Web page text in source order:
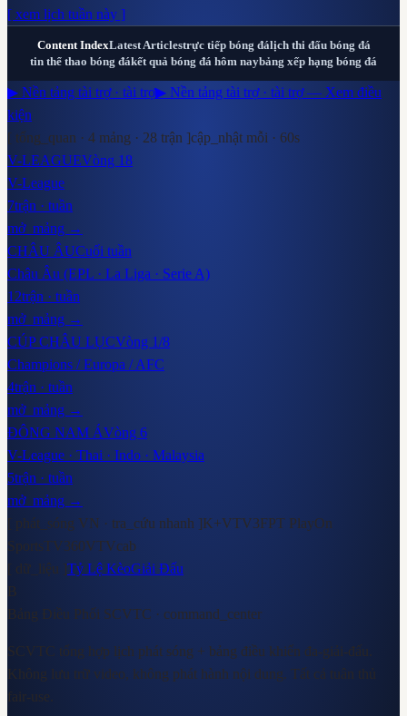
[ xem lịch tuần này ]
Content IndexLatest Articlestrực tiếp bóng đálịch thi đấu bóng đá
tin thể thao bóng đákết quả bóng đá hôm naybảng xếp hạng bóng đá
▶ Nền tảng tài trợ · tài trợ▶ Nền tảng tài trợ · tài trợ — Xem điều
kiện
[ tổng_quan · 4 mảng · 28 trận ]cập_nhật mỗi · 60s
V-LEAGUEVòng 18
V-League
7trận · tuần
mở_mảng →
CHÂU ÂUCuối tuần
Châu Âu (EPL · La Liga · Serie A)
12trận · tuần
mở_mảng →
CÚP CHÂU LỤCVòng 1/8
Champions / Europa / AFC
4trận · tuần
mở_mảng →
ĐÔNG NAM ÁVòng 6
V-League · Thai · Indo · Malaysia
5trận · tuần
mở_mảng →
[ phát_sóng VN · tra_cứu nhanh ]K+VTV3FPT PlayOn
SportsTV360VTVcab
[ dữ_liệu ]Tỷ Lệ KèoGiải Đấu
B
Bảng Điều Phối SCVTC · command_center
SCVTC tổng hợp lịch phát sóng + bảng điều khiển đa-giải-đấu.
Không lưu trữ video, không phát hành nội dung. Tất cả tuân thủ
fair-use.